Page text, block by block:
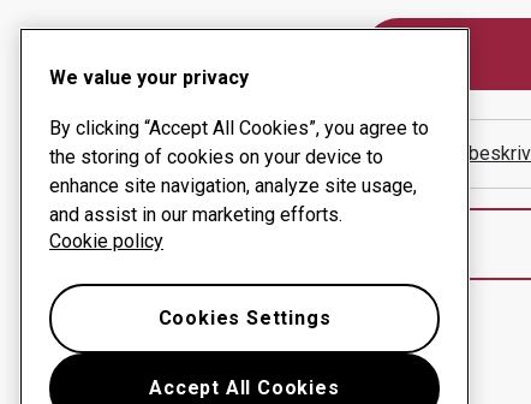
Visa
We value your privacy
By clicking “Accept All Cookies”, you agree to
the storing of cookies on your device to
enhance site navigation, analyze site usage,
and assist in our marketing efforts.
Cookie policy
Accept All Cookies
Cookies Settings